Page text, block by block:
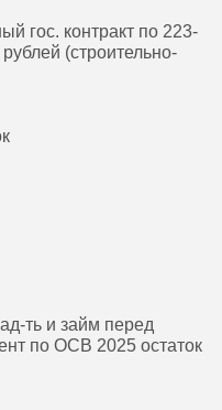
гос. контракт по 223-
(строительно-
ть и займ перед
по ОСВ 2025 остаток